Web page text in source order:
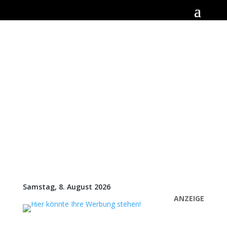
Samstag, 8. August 2026
ANZEIGE